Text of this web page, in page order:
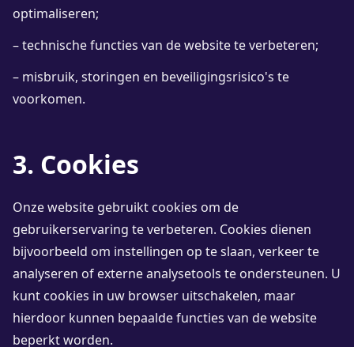
optimaliseren;
– technische functies van de website te verbeteren;
– misbruik, storingen en beveiligingsrisico's te
voorkomen.
3. Cookies
Onze website gebruikt cookies om de
gebruikerservaring te verbeteren. Cookies dienen
bijvoorbeeld om instellingen op te slaan, verkeer te
analyseren of externe analysetools te ondersteunen. U
kunt cookies in uw browser uitschakelen, maar
hierdoor kunnen bepaalde functies van de website
beperkt worden.